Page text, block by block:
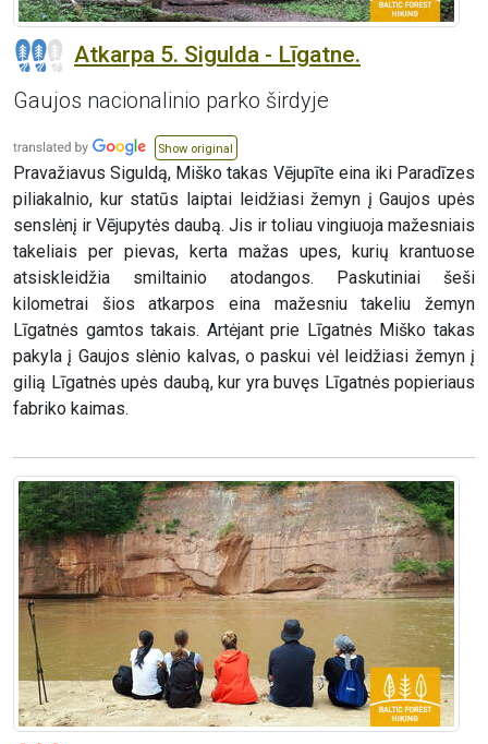
Atkarpa 5. Sigulda - Līgatne.
Gaujos nacionalinio parko širdyje
Show original
Pravažiavus Siguldą, Miško takas Vējupīte eina iki Paradīzes
piliakalnio, kur statūs laiptai leidžiasi žemyn į Gaujos upės
senslėnį ir Vējupytės daubą. Jis ir toliau vingiuoja mažesniais
takeliais per pievas, kerta mažas upes, kurių krantuose
atsiskleidžia smiltainio atodangos. Paskutiniai šeši
kilometrai šios atkarpos eina mažesniu takeliu žemyn
Līgatnės gamtos takais. Artėjant prie Līgatnės Miško takas
pakyla į Gaujos slėnio kalvas, o paskui vėl leidžiasi žemyn į
gilią Līgatnės upės daubą, kur yra buvęs Līgatnės popieriaus
fabriko kaimas.